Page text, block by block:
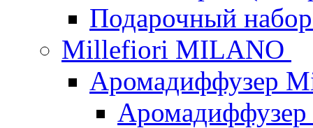
Подарочный
Millefiori MILANO
Аромадиффузер